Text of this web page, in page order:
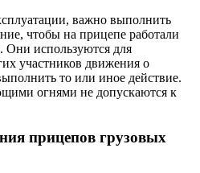
важно выполнить
чтобы на прицепе работали
Они используются для
участников движения о
то или иное действие.
огнями не допускаются к
прицепов грузовых